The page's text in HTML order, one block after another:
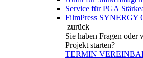
Service für PGA
FilmPress SYNERGY
zurück
Sie haben Fragen oder
Projekt starten?
TERMIN